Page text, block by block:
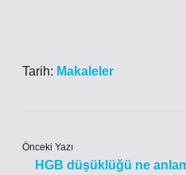
Tarih: Makaleler
Önceki Yazı
HGB düşüklüğü ne